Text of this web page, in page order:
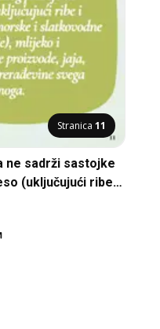
Stranica 11
ne sadrži sastojke
(uključujući ribe i
životinje),
jaja, med i
is vegan
of animal